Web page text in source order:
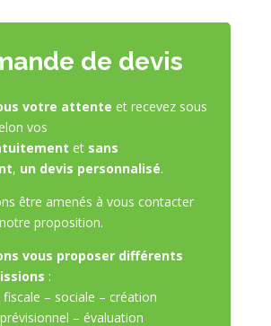
de devis
votre attente et recevez sous
vos
et sans
, un devis personnalisé.
être amenés à vous contacter
proposition.
vous proposer différents
:
– sociale – création
– évaluation